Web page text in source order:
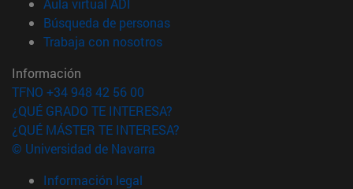
Búsqueda de personas(abre en nueva ventana)
Trabaja con nosotros(abre en nueva ventana)
Información
TFNO +34 948 42 56 00
¿QUÉ GRADO TE INTERESA?
¿QUÉ MÁSTER TE INTERESA?
© Universidad de Navarra
Información legal